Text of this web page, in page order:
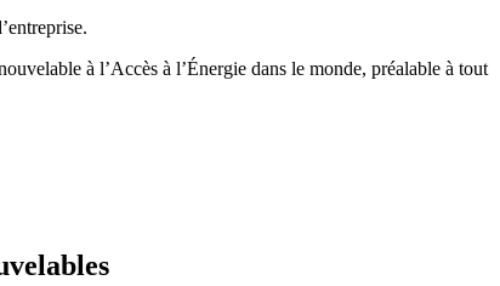
à l’Accès à l’Énergie dans le monde, préalable à tout